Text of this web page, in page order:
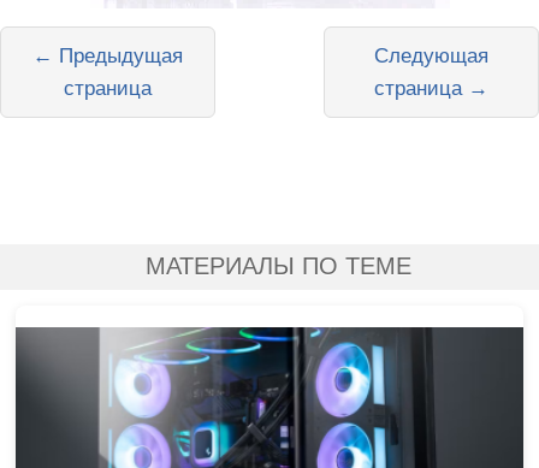
Следующая
страница →
← Предыдущая
страница
МАТЕРИАЛЫ ПО ТЕМЕ